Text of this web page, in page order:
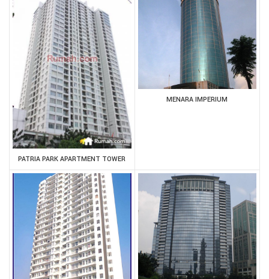
PATRIA PARK APARTMENT TOWER
MENARA IMPERIUM